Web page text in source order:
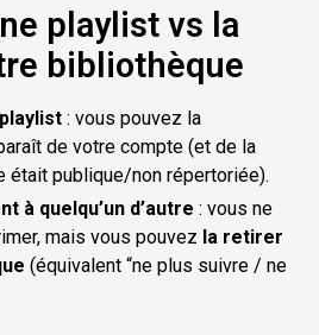
playlist vs la
bibliothèque
: vous pouvez la
de votre compte (et de la
était publique/non répertoriée).
à quelqu’un d’autre : vous ne
mais vous pouvez la retirer
(équivalent “ne plus suivre / ne